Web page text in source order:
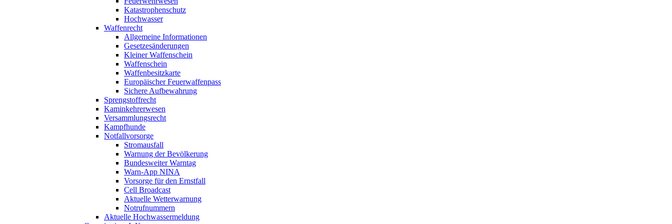
Katastrophenschutz
Hochwasser
Waffenrecht
Allgemeine Informationen
Gesetzesänderungen
Kleiner Waffenschein
Waffenschein
Waffenbesitzkarte
Europäischer Feuerwaffenpass
Sichere Aufbewahrung
Sprengstoffrecht
Kaminkehrerwesen
Versammlungsrecht
Kampfhunde
Notfallvorsorge
Stromausfall
Warnung der Bevölkerung
Bundesweiter Warntag
Warn-App NINA
Vorsorge für den Ernstfall
Cell Broadcast
Aktuelle Wetterwarnung
Notrufnummern
Aktuelle Hochwassermeldung